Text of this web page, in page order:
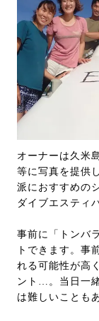
オーナーは久米
等に写真を提供
派におすすめの
ダイブエスティ
事前に「トンバ
トできます。事
れる可能性が高
ント…。当日一
は難しいことも